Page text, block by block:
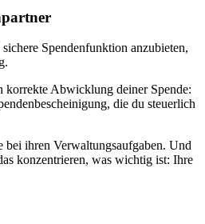
Spendenfunktion anzubieten,
korrekte Abwicklung deiner Spende:
die du steuerlich
bei ihren Verwaltungsaufgaben. Und
konzentrieren, was wichtig ist: Ihre